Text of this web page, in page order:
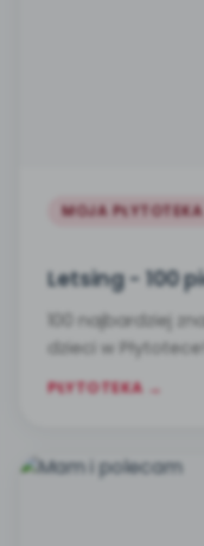
MOJA PŁYTOTEKA
Letsing - 100
100 najbardziej
dzieci w Płytotece!
PŁYTOTEKA →